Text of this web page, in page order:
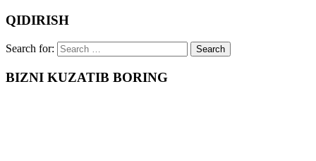
QIDIRISH
Search for:
BIZNI KUZATIB BORING